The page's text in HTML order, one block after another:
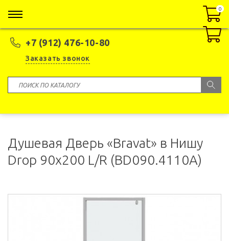
+7 (912) 476-10-80
Заказать звонок
0
0
Душевая Дверь «Bravat» в Нишу
Drop 90x200 L/R (BD090.4110A)